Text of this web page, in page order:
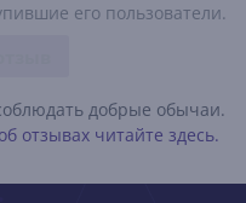
его пользователи.
добрые обычаи.
отзывах читайте здесь.